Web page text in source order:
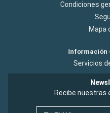
Condiciones
Mapa
Información
Servicios
Recibe nuestras